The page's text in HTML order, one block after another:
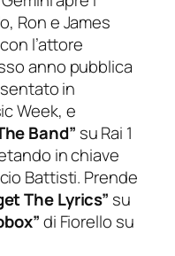
Ron e James
l’attore
anno pubblica
in
Week, e
Band” su Rai 1
in chiave
Battisti. Prende
The Lyrics” su
di Fiorello su